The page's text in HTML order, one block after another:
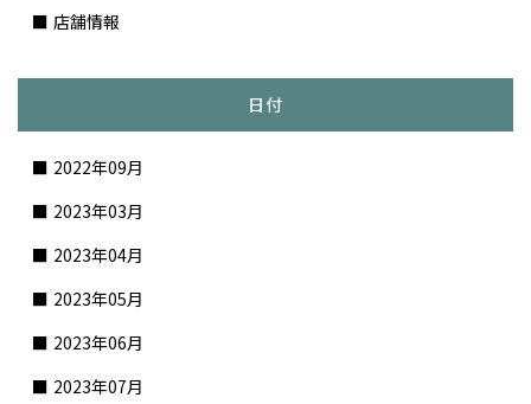
店舗情報
日付
2022年09月
2023年03月
2023年04月
2023年05月
2023年06月
2023年07月